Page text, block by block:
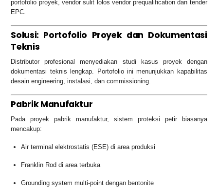
portofolio proyek, vendor sulit lolos vendor prequalification dan tender
EPC.
Solusi: Portofolio Proyek dan Dokumentasi
Teknis
Distributor profesional menyediakan studi kasus proyek dengan
dokumentasi teknis lengkap. Portofolio ini menunjukkan kapabilitas
desain engineering, instalasi, dan commissioning.
Pabrik Manufaktur
Pada proyek pabrik manufaktur, sistem proteksi petir biasanya
mencakup:
Air terminal elektrostatis (ESE) di area produksi
Franklin Rod di area terbuka
Grounding system multi-point dengan bentonite